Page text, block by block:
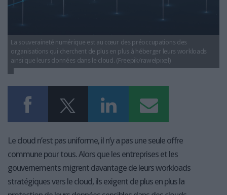
LES SUPPLÉMENTS
La souveraineté numérique est au cœur des préoccupations des
organisations qui cherchent de plus en plus à héberger leurs workloads
ainsi que leurs données dans le cloud. (Freepik/rawelpixel)
Le cloud n’est pas uniforme, il n’y a pas une seule offre
commune pour tous. Alors que les entreprises et les
gouvernements migrent davantage de leurs workloads
stratégiques vers le cloud, ils exigent de plus en plus la